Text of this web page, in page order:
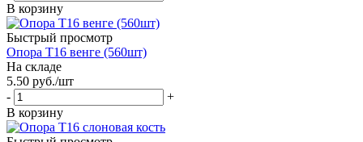
В корзину
Быстрый просмотр
Опора Т16 венге (560шт)
На складе
5.50 руб./шт
-
+
В корзину